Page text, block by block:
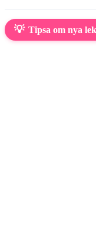
💡 Tipsa om nya